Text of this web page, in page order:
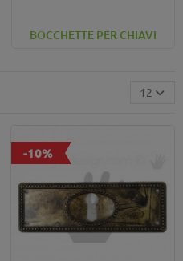
BOCCHETTE PER CHIAVI
12
-10%